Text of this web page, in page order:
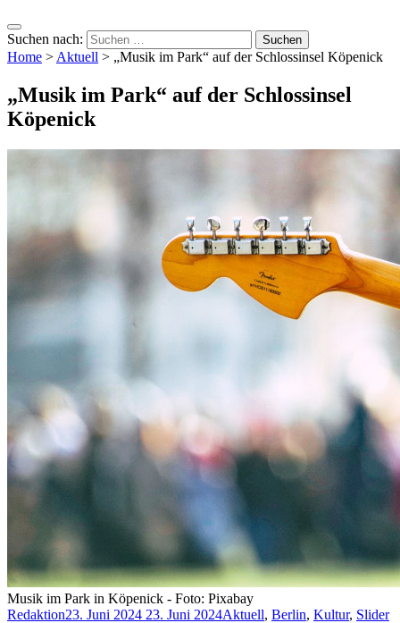
Suchen nach:
Home > Aktuell > „Musik im Park“ auf der Schlossinsel Köpenick
„Musik im Park“ auf der Schlossinsel
Köpenick
Musik im Park in Köpenick - Foto: Pixabay
Redaktion23. Juni 2024 23. Juni 2024Aktuell, Berlin, Kultur, Slider